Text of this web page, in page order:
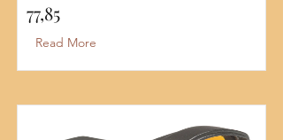
77,85
Read More